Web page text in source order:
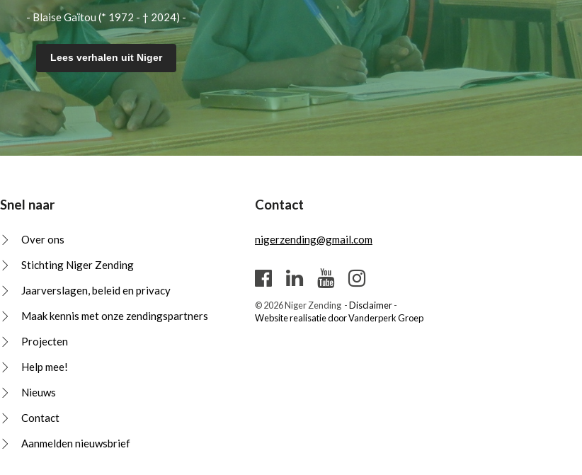
- Blaise Gaïtou (* 1972 - † 2024) -
Lees verhalen uit Niger
Snel naar
Over ons
Stichting Niger Zending
Jaarverslagen, beleid en privacy
Maak kennis met onze zendingspartners
Projecten
Help mee!
Nieuws
Contact
Aanmelden nieuwsbrief
Contact
nigerzending@gmail.com
© 2026 Niger Zending -Disclaimer-
Website realisatie door Vanderperk Groep